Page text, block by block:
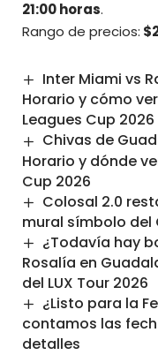
21:00 horas.
Rango de precios:
Inter Miami vs
Horario y cómo
Leagues Cup 2026
Chivas de
Horario y dónde
Cup 2026
Colosal 2.0
mural símbolo del
¿Todavía hay
Rosalía en
del LUX Tour 2026
¿Listo para la
contamos las
detalles